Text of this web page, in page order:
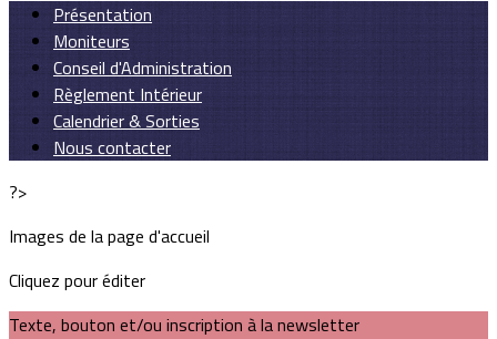
Présentation
Moniteurs
Conseil d'Administration
Règlement Intérieur
Calendrier & Sorties
Nous contacter
?>
Images de la page d'accueil
Cliquez pour éditer
Texte, bouton et/ou inscription à la newsletter